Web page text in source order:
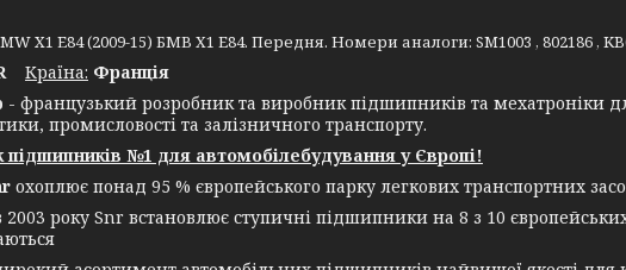
X1 E84 (2009-15) БМВ Х1 Е84. Передня. Номери аналоги: SM1003 , 802186 ,
Крaїна: Франція
- французький розробник та виробник підшипників та мехатроніки
промисловості та залізничного транспорту.
підшипників №1 для автомобілебудування у Європі!
охоплює понад 95 % європейського парку легкових транспортних
року Snr встановлює ступичні підшипники на 8 з 10